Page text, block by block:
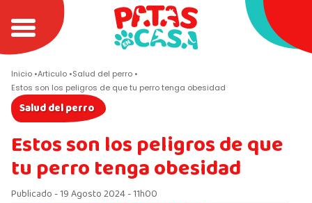
Inicio Articulo Salud del perro
Estos son los peligros de que tu perro tenga obesidad
Salud del perro
Estos son los peligros de que
tu perro tenga obesidad
Publicado - 19 Agosto 2024 - 11h00